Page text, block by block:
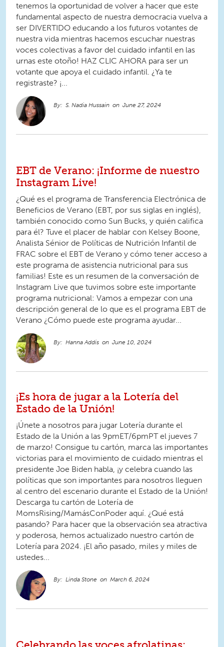
tenemos la oportunidad de volver a hacer que este
fundamental aspecto de nuestra democracia vuelva a
ser DIVERTIDO educando a los futuros votantes de
nuestra vida mientras hacemos escuchar nuestras
voces colectivas a favor del cuidado infantil en las
urnas este otoño! HAZ CLIC AHORA para ser un
votante que apoya el cuidado infantil. ¿Ya te
registraste? ¡...
S. Nadia Hussain June 27, 2024
EBT de Verano: ¡Informe de nuestro
Instagram Live!
¿Qué es el programa de Transferencia Electrónica de
Beneficios de Verano (EBT, por sus siglas en inglés),
también conocido como Sun Bucks, y quién califica
para él? Tuve el placer de hablar con Kelsey Boone,
Analista Sénior de Políticas de Nutrición Infantil de
FRAC sobre el EBT de Verano y cómo tener acceso a
este programa de asistencia nutricional para sus
familias! Este es un resumen de la conversación de
Instagram Live que tuvimos sobre este importante
programa nutricional: Vamos a empezar con una
descripción general de lo que es el programa EBT de
Verano ¿Cómo puede este programa ayudar...
Hanna Addis June 10, 2024
¡Es hora de jugar a la Lotería del
Estado de la Unión!
¡Únete a nosotros para jugar Lotería durante el
Estado de la Unión a las 9pmET/6pmPT el jueves 7
de marzo! Consigue tu cartón, marca las importantes
victorias para el movimiento de cuidado mientras el
presidente Joe Biden habla, ¡y celebra cuando las
políticas que son importantes para nosotros lleguen
al centro del escenario durante el Estado de la Unión!
Descarga tu cartón de Lotería de
MomsRising/MamásConPoder aquí. ¿Qué está
pasando? Para hacer que la observación sea atractiva
y poderosa, hemos actualizado nuestro cartón de
Lotería para 2024. ¡El año pasado, miles y miles de
ustedes...
Linda Stone March 6, 2024